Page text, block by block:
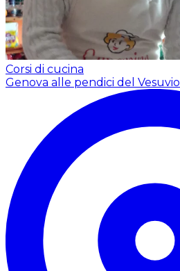
Corsi di cucina
Genova alle pendici del Vesuvio